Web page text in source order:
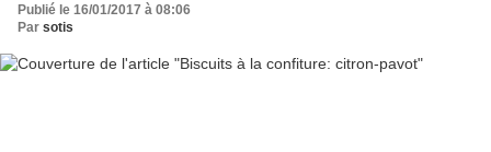
Publié le 16/01/2017 à 08:06
Par sotis